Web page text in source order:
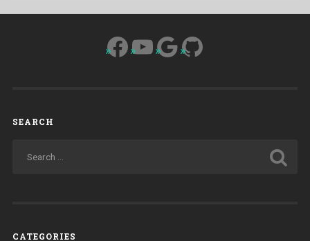
Facebook
YouTube
Google
GitHub
SEARCH
CATEGORIES